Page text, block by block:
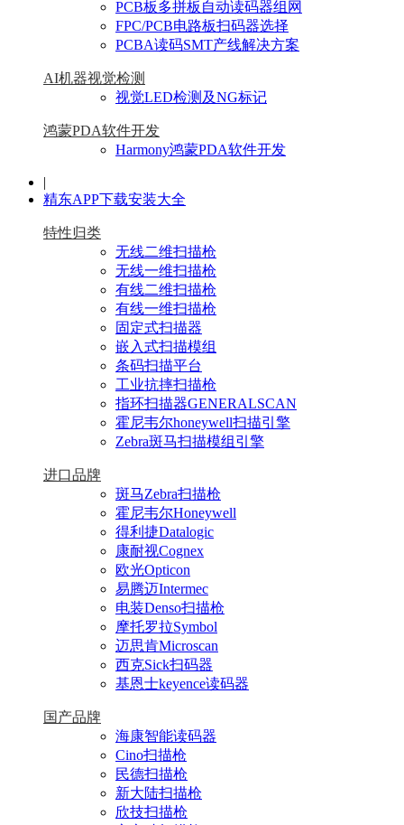
PCB板多拼板自动读码器组网
FPC/PCB电路板扫码器选择
PCBA读码SMT产线解决方案
AI机器视觉检测
视觉LED检测及NG标记
鸿蒙PDA软件开发
Harmony鸿蒙PDA软件开发
|
精东APP下载安装大全
特性归类
无线二维扫描枪
无线一维扫描枪
有线二维扫描枪
有线一维扫描枪
固定式扫描器
嵌入式扫描模组
条码扫描平台
工业抗摔扫描枪
指环扫描器GENERALSCAN
霍尼韦尔honeywell扫描引擎
Zebra斑马扫描模组引擎
进口品牌
斑马Zebra扫描枪
霍尼韦尔Honeywell
得利捷Datalogic
康耐视Cognex
欧光Opticon
易腾迈Intermec
电装Denso扫描枪
摩托罗拉Symbol
迈思肯Microscan
西克Sick扫码器
基恩士keyence读码器
国产品牌
海康智能读码器
Cino扫描枪
民德扫描枪
新大陆扫描枪
欣技扫描枪